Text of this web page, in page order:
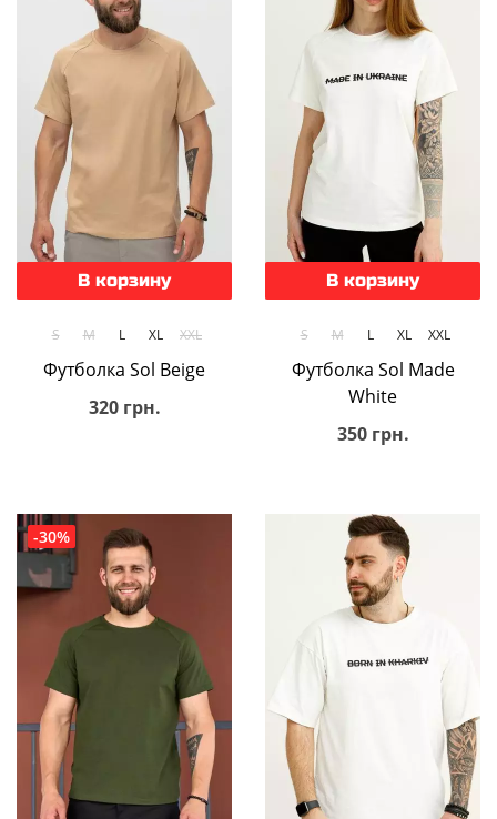
В корзину
S M L XL XXL
Футболка Sol Beige
320 грн.
В корзину
S M L XL XXL
Футболка Sol Made
White
350 грн.
-30%